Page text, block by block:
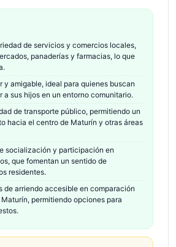
de servicios y comercios locales,
panaderías y farmacias, lo que
y amigable, ideal para quienes buscan
a sus hijos en un entorno comunitario.
de transporte público, permitiendo un
hacia el centro de Maturín y otras áreas
socialización y participación en
que fomentan un sentido de
residentes.
de arriendo accesible en comparación
permitiendo opciones para